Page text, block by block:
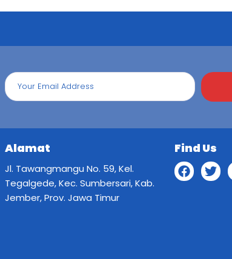
Alamat
Jl. Tawangmangu No. 59, Kel.
Tegalgede, Kec. Sumbersari, Kab.
Jember, Prov. Jawa Timur
Find Us